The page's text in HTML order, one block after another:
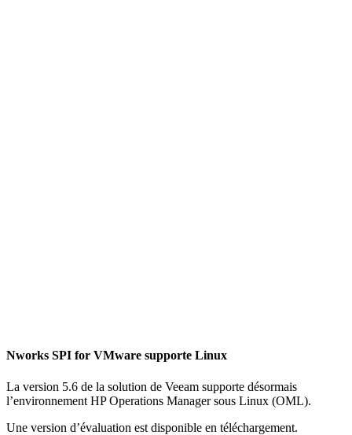
Nworks SPI for VMware supporte Linux
La version 5.6 de la solution de Veeam supporte désormais
l’environnement HP Operations Manager sous Linux (OML).
Une version d’évaluation est disponible en téléchargement.